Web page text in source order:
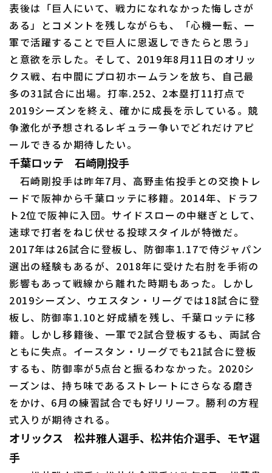
表後は「巨人にいて、戦力になれなかった悔しさが
ある」とコメントを残しながらも、「心機一転、一
軍で活躍することで巨人に恩返しできたらと思う」
と意欲を示した。そして、2019年8月11日のオリッ
クス戦、右中間にプロ初ホームランを放ち、自己最
多の31試合に出場。打率.252、2本塁打11打点で
2019シーズンを終え、確かに成長を示している。競
争激化が予想されるレギュラー争いでどれだけアピ
ールできるか期待したい。
千葉ロッテ 石崎剛投手
石崎剛投手は昨年7月、高野圭佑投手との交換トレ
ードで阪神から千葉ロッテに移籍。2014年、ドラフ
ト2位で阪神に入団。サイドスローの中継ぎとして、
速球で打者をねじ伏せる投球スタイルが特徴だ。
2017年は26試合に登板し、防御率1.17で侍ジャパン
選出の経験もあるが、2018年に受けた右肘を手術の
影響もあって戦線から離れた時期もあった。しかし
2019シーズン、ウエスタン・リーグでは18試合に登
板し、防御率1.10と好成績を残し、千葉ロッテに移
籍。しかし移籍後、一軍で2試合登板するも、両試合
ともに失点。イースタン・リーグでも21試合に登板
するも、防御率が5点台と振るわなかった。2020シ
ーズンは、持ち味であるストレートにさらなる磨き
をかけ、6月の練習試合でも好リリーフ。勝利の方程
式入りが期待される。
オリックス 松井雅人選手、松井佑介選手、モヤ選
手